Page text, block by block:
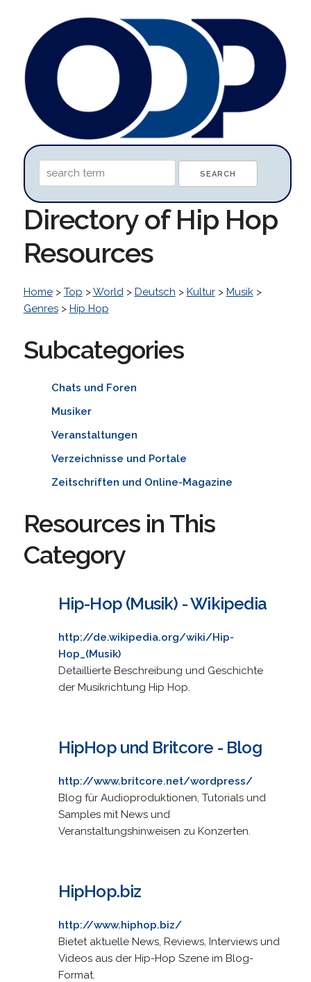
Directory of Hip Hop
Resources
Home> Top >World> Deutsch > Kultur> Musik>
Genres> Hip Hop
Subcategories
Chats und Foren
Musiker
Veranstaltungen
Verzeichnisse und Portale
Zeitschriften und Online-Magazine
Resources in This
Category
Hip-Hop (Musik) - Wikipedia
http://de.wikipedia.org/wiki/Hip-
Hop_(Musik)
Detaillierte Beschreibung und Geschichte
der Musikrichtung Hip Hop.
HipHop und Britcore - Blog
http://www.britcore.net/wordpress/
Blog für Audioproduktionen, Tutorials und
Samples mit News und
Veranstaltungshinweisen zu Konzerten.
HipHop.biz
http://www.hiphop.biz/
Bietet aktuelle News, Reviews, Interviews und
Videos aus der Hip-Hop Szene im Blog-
Format.